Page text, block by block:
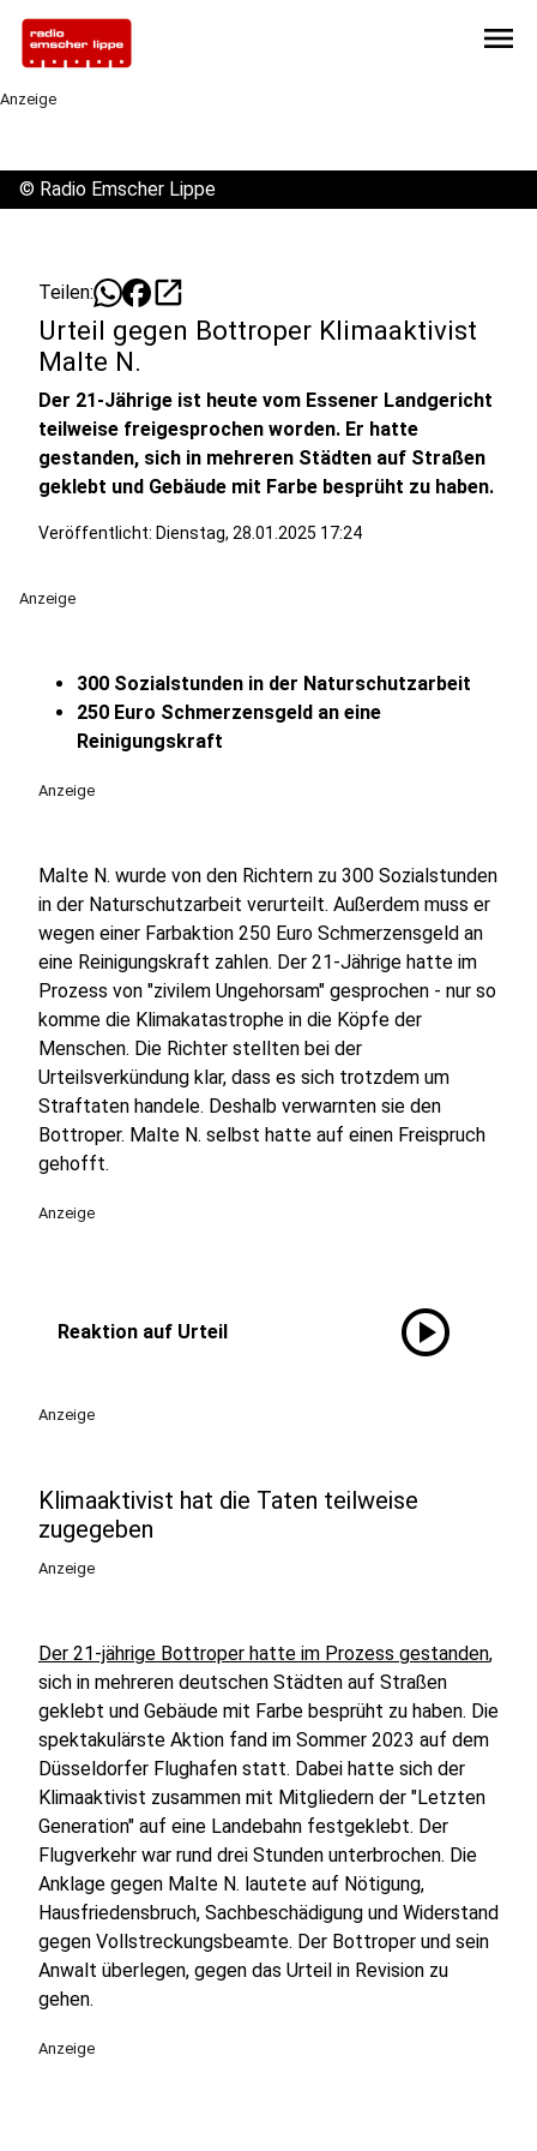
menu
Anzeige
© Radio Emscher Lippe
Teilen: open_in_new
Urteil gegen Bottroper Klimaaktivist
Malte N.
Der 21-Jährige ist heute vom Essener Landgericht
teilweise freigesprochen worden. Er hatte
gestanden, sich in mehreren Städten auf Straßen
geklebt und Gebäude mit Farbe besprüht zu haben.
Veröffentlicht: Dienstag, 28.01.2025 17:24
Anzeige
300 Sozialstunden in der Naturschutzarbeit
250 Euro Schmerzensgeld an eine
Reinigungskraft
Anzeige
Malte N. wurde von den Richtern zu 300 Sozialstunden
in der Naturschutzarbeit verurteilt. Außerdem muss er
wegen einer Farbaktion 250 Euro Schmerzensgeld an
eine Reinigungskraft zahlen. Der 21-Jährige hatte im
Prozess von "zivilem Ungehorsam" gesprochen - nur so
komme die Klimakatastrophe in die Köpfe der
Menschen. Die Richter stellten bei der
Urteilsverkündung klar, dass es sich trotzdem um
Straftaten handele. Deshalb verwarnten sie den
Bottroper. Malte N. selbst hatte auf einen Freispruch
gehofft.
Anzeige
Reaktion auf Urteil play_circle
Anzeige
Klimaaktivist hat die Taten teilweise
zugegeben
Anzeige
Der 21-jährige Bottroper hatte im Prozess gestanden,
sich in mehreren deutschen Städten auf Straßen
geklebt und Gebäude mit Farbe besprüht zu haben. Die
spektakulärste Aktion fand im Sommer 2023 auf dem
Düsseldorfer Flughafen statt. Dabei hatte sich der
Klimaaktivist zusammen mit Mitgliedern der "Letzten
Generation" auf eine Landebahn festgeklebt. Der
Flugverkehr war rund drei Stunden unterbrochen. Die
Anklage gegen Malte N. lautete auf Nötigung,
Hausfriedensbruch, Sachbeschädigung und Widerstand
gegen Vollstreckungsbeamte. Der Bottroper und sein
Anwalt überlegen, gegen das Urteil in Revision zu
gehen.
Anzeige